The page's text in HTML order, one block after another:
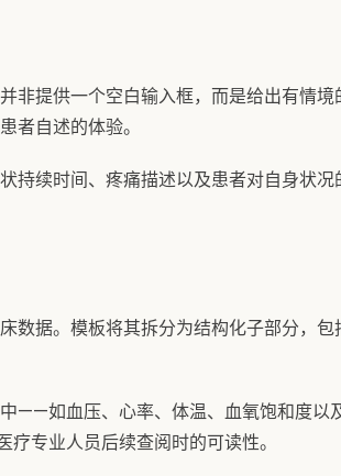
非提供一个空白输入框，而是给出有情
者自述的体验。
持续时间、疼痛描述以及患者对自身状
数据。模板将其拆分为结构化子部分，
——如血压、心率、体温、血氧饱和度以
专业人员后续查阅时的可读性。